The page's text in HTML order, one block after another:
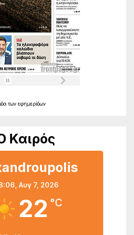
των εφημερίδων
Καιρός
Αυγ 7, 2026
22 °C